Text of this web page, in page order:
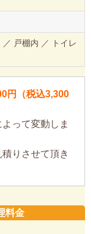
戸棚内 ／ トイレ
円（税込3,300
って変動しま
りさせて頂き
料金